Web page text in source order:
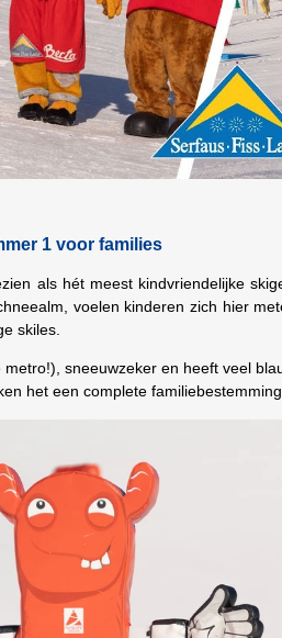
1 voor families
als hét meest kindvriendelijke
voelen kinderen zich hier
skiles.
sneeuwzeker en heeft veel
het een complete familiebestemming.